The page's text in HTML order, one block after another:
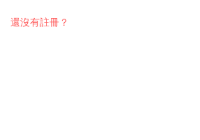
還沒有註冊？